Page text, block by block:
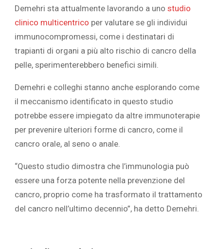
Demehri sta attualmente lavorando a uno studio
clinico multicentrico per valutare se gli individui
immunocompromessi, come i destinatari di
trapianti di organi a più alto rischio di cancro della
pelle, sperimenterebbero benefici simili.
Demehri e colleghi stanno anche esplorando come
il meccanismo identificato in questo studio
potrebbe essere impiegato da altre immunoterapie
per prevenire ulteriori forme di cancro, come il
cancro orale, al seno o anale.
“Questo studio dimostra che l’immunologia può
essere una forza potente nella prevenzione del
cancro, proprio come ha trasformato il trattamento
del cancro nell’ultimo decennio”, ha detto Demehri.